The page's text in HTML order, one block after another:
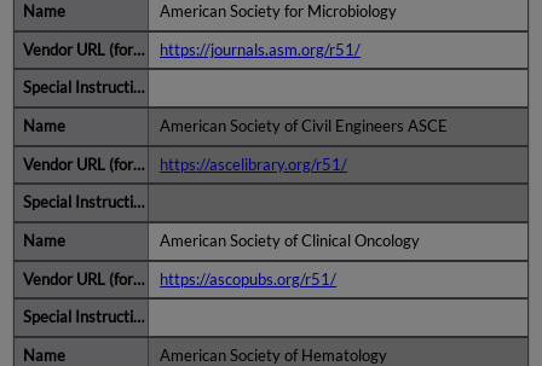
American Society for Microbiology
https://journals.asm.org/r51/
American Society of Civil Engineers ASCE
https://ascelibrary.org/r51/
American Society of Clinical Oncology
https://ascopubs.org/r51/
American Society of Hematology